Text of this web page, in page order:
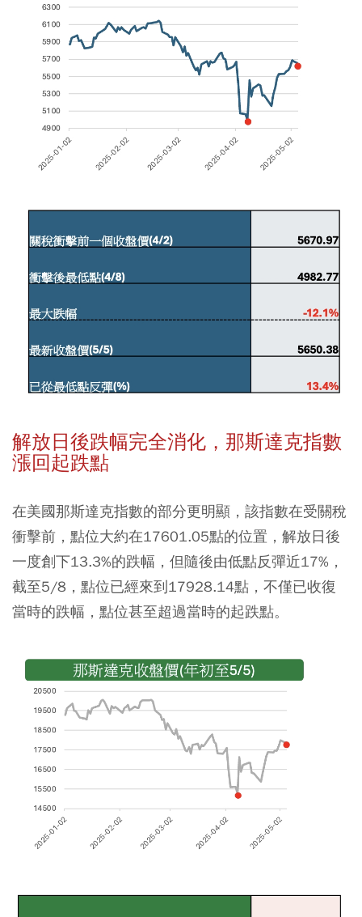
解放日後跌幅完全消化，那斯達克指數
漲回起跌點
在美國那斯達克指數的部分更明顯，該指數在受關稅
衝擊前，點位大約在17601.05點的位置，解放日後
一度創下13.3%的跌幅，但隨後由低點反彈近17%，
截至5/8，點位已經來到17928.14點，不僅已收復
當時的跌幅，點位甚至超過當時的起跌點。